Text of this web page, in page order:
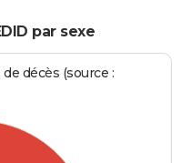
par sexe
décès (source :